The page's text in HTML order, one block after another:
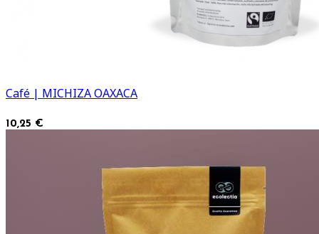
Café | MICHIZA OAXACA
10,25 €